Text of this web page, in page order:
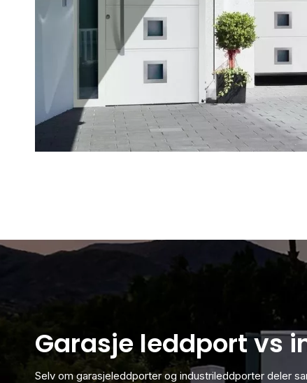
Garasje leddport vs
Selv om garasjeleddporter og industrileddporter deler